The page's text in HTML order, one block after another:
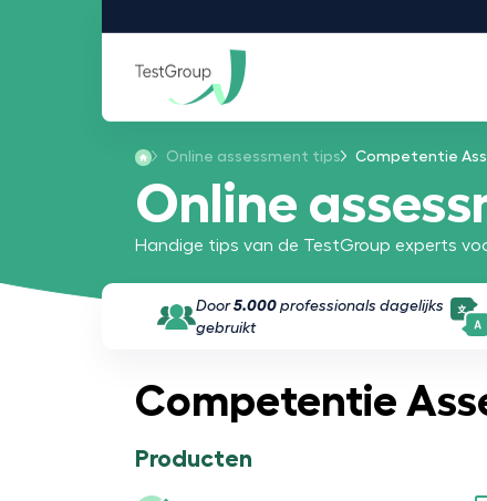
Online assessment tips Competentie
Online
Handige tips van de TestGroup experts
Door5.000 professionals dagelijks
gebruikt
Competentie
Producten